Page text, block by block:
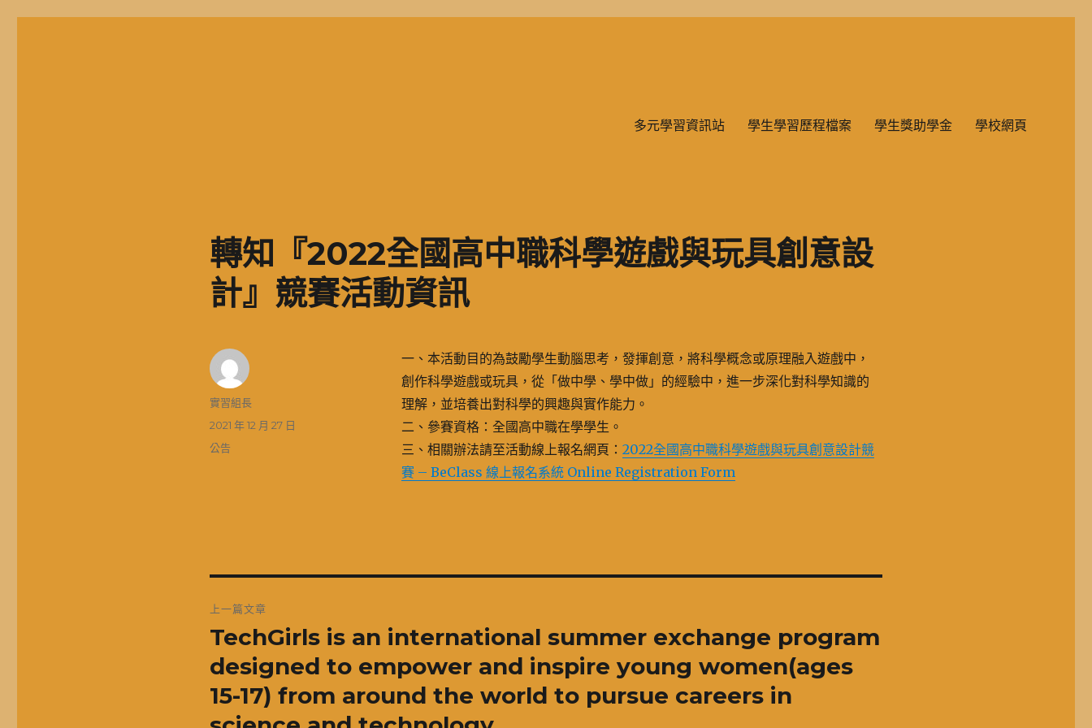
多元學習資訊站 學生學習歷程檔案 學生獎助學金 學校網頁
轉知『2022全國高中職科學遊戲與玩具創意設
計』競賽活動資訊
一、本活動目的為鼓勵學生動腦思考，發揮創意，將科學概念或原理融入遊戲中，
創作科學遊戲或玩具，從「做中學、學中做」的經驗中，進一步深化對科學知識的
理解，並培養出對科學的興趣與實作能力。
二、參賽資格：全國高中職在學學生。
三、相關辦法請至活動線上報名網頁：2022全國高中職科學遊戲與玩具創意設計競
賽 – BeClass 線上報名系統 Online Registration Form
作
實習組長
發
佈
2021 年 12 月 27 日
分
公告
章
導
覽
上一篇文章
上
一
篇
文
章:
TechGirls is an international summer exchange program
designed to empower and inspire young women(ages
15-17) from around the world to pursue careers in